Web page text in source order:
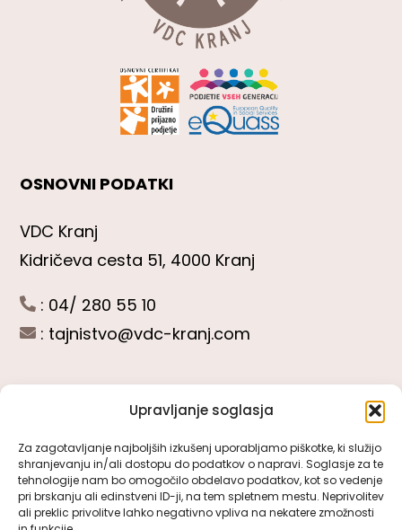
Upravljanje soglasja
Za zagotavljanje najboljših izkušenj uporabljamo piškotke, ki služijo
shranjevanju in/ali dostopu do podatkov o napravi. Soglasje za te
tehnologije nam bo omogočilo obdelavo podatkov, kot so vedenje
pri brskanju ali edinstveni ID-ji, na tem spletnem mestu. Neprivolitev
ali preklic privolitve lahko negativno vpliva na nekatere zmožnosti
OSNOVNI PODATKI
VDC Kranj
Kidričeva cesta 51, 4000 Kranj
: 04/ 280 55 10
: tajnistvo@vdc-kranj.com
Toggle
Navigation
Predstavitev VDC Kranj